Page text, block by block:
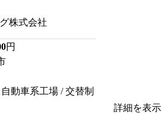
株式会社
円
動車系工場 / 交替制
詳細を表示